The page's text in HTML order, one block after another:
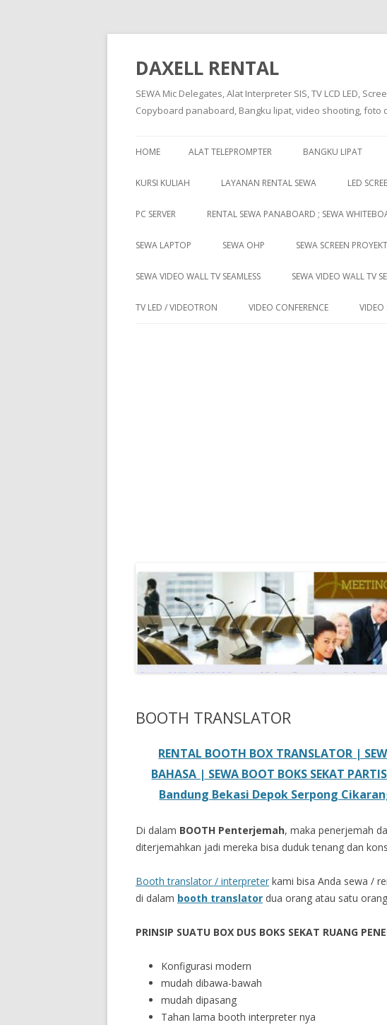
DAXELL RENTAL
SEWA Mic Delegates, Alat Interpreter SIS, TV LCD LED,
Copyboard panaboard, Bangku lipat, video shooting, foto
HOME ALAT TELEPROMPTER BANGKU LIPAT
KURSI KULIAH LAYANAN RENTAL SEWA LED
PC SERVER RENTAL SEWA PANABOARD ; SEWA
SEWA LAPTOP SEWA OHP SEWA SCREEN
SEWA VIDEO WALL TV SEAMLESS SEWA VIDEO WALL TV
TV LED / VIDEOTRON VIDEO CONFERENCE VIDEO
BOOTH TRANSLATOR
RENTAL BOOTH BOX TRANSLATOR |
BAHASA | SEWA BOOT BOKS SEKAT
Bandung Bekasi Depok Serpong
Di dalam BOOTH Penterjemah, maka penerjemah
diterjemahkan jadi mereka bisa duduk tenang dan
Booth translator / interpreter kami bisa Anda sewa /
di dalam booth translator dua orang atau satu
PRINSIP SUATU BOX DUS BOKS SEKAT RUANG
Konfigurasi modern
mudah dibawa-bawah
mudah dipasang
Tahan lama booth interpreter nya